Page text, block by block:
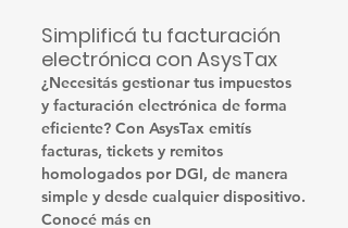
Simplificá tu facturación
electrónica con AsysTax
¿Necesitás gestionar tus impuestos
y facturación electrónica de forma
eficiente? Con AsysTax emitís
facturas, tickets y remitos
homologados por DGI, de manera
simple y desde cualquier dispositivo.
Conocé más en